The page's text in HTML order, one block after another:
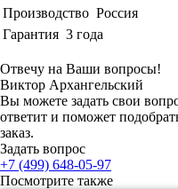
Производство Россия
Гарантия 3 года
Отвечу на Ваши вопросы!
Виктор Архангельский
Вы можете задать свои
ответит и поможет
заказ.
Задать вопрос
+7 (499) 648-05-97
Посмотрите также